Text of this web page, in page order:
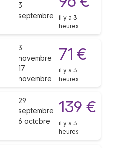
3
septembre
il y a 3
heures
3
novembre
17
novembre
71 €
il y a 3
heures
29
septembre
6 octobre
139 €
il y a 3
heures